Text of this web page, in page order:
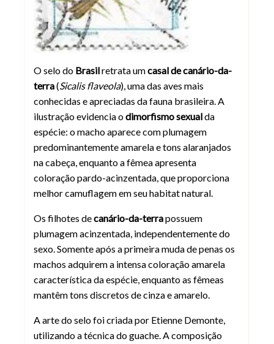
O selo do Brasilretrata umcasal de canário-da-
terra(Sicalis flaveola), uma das aves mais
conhecidas e apreciadas da fauna brasileira. A
ilustração evidencia odimorfismo sexualda
espécie: o macho aparece com plumagem
predominantemente amarela e tons alaranjados
na cabeça, enquanto a fêmea apresenta
coloração pardo-acinzentada, que proporciona
melhor camuflagem em seu habitat natural.
Os filhotes decanário-da-terrapossuem
plumagem acinzentada, independentemente do
sexo. Somente após a primeira muda de penas os
machos adquirem a intensa coloração amarela
característica da espécie, enquanto as fêmeas
mantêm tons discretos de cinza e amarelo.
A arte do selo foi criada por Etienne Demonte,
utilizando a técnica do guache. A composição